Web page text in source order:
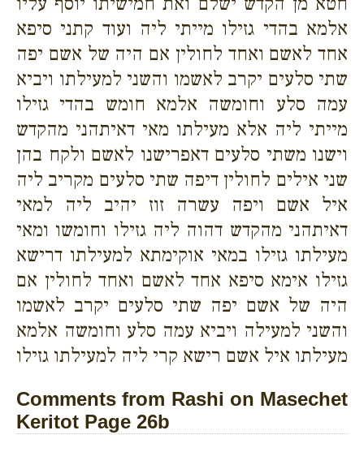
אלמא בהדי גזילו מייתי ליה ועוד קתני סיפא
אחד לאשם ואחד לחולין אם היה של אשם יפה
שתי סלעים יקרב לאשמו והשני למעילתו ויביא
עמה סלע וחומשה אלמא חומש בהדי גזילו
מייתי ליה אלא מעילתו מאי דאיתהני מהקדש
וישנו משתי סלעים דאפרישנו לאשם ולקח בהן
שני אילים לחולין דיפה שתי סלעים מקריב ליה
איל אשם ויפה עשרה זוז יהיב ליה למאי
דאיתהני מהקדש דהוה ליה גזילו וחומשו ומאי
מעילתו גזילו במאי אוקימתא למעילתו דרישא
גזילו אימא סיפא אחד לאשם ואחד לחולין אם
היה של אשם יפה שתי סלעים יקרב לאשמו
והשני למעילה ויביא עמה סלע וחומשה אלמא
מעילתו איל אשם רישא קרי ליה למעילתו גזילו
Comments from Rashi on Masechet
Keritot Page 26b